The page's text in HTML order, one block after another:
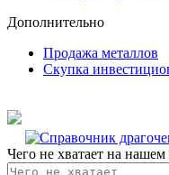
Дополнительно
Продажа металлов
Скупка
Чего не хватает на нашем